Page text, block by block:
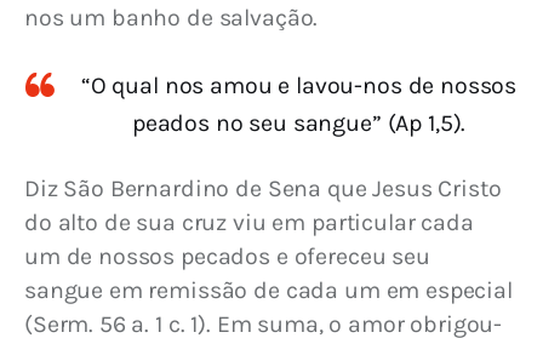
nos um banho de salvação.
“O qual nos amou e lavou-nos de nossos
peados no seu sangue” (Ap 1,5).
Diz São Bernardino de Sena que Jesus Cristo
do alto de sua cruz viu em particular cada
um de nossos pecados e ofereceu seu
sangue em remissão de cada um em especial
(Serm. 56 a. 1 c. 1). Em suma, o amor obrigou-